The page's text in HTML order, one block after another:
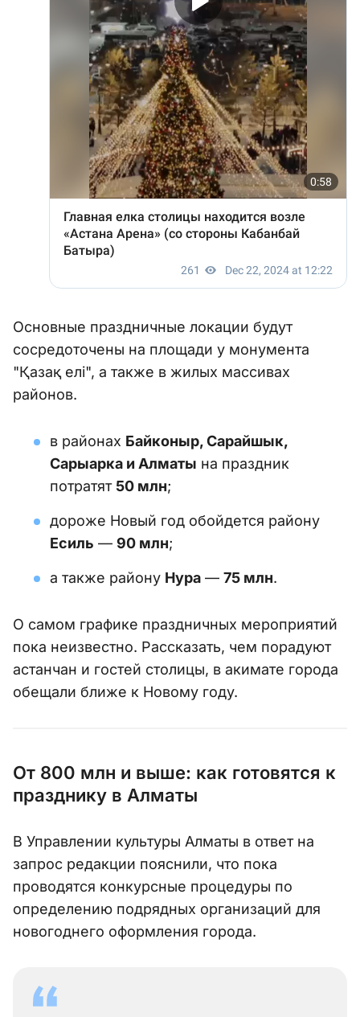
Основные праздничные локации будут
сосредоточены на площади у монумента
"Қазақ елі", а также в жилых массивах
районов.
в районах Байконыр, Сарайшык,
Сарыарка и Алматы на праздник
потратят 50 млн;
дороже Новый год обойдется району
Есиль — 90 млн;
а также району Нура — 75 млн.
О самом графике праздничных мероприятий
пока неизвестно. Рассказать, чем порадуют
астанчан и гостей столицы, в акимате города
обещали ближе к Новому году.
От 800 млн и выше: как готовятся к
празднику в Алматы
В Управлении культуры Алматы в ответ на
запрос редакции пояснили, что пока
проводятся конкурсные процедуры по
определению подрядных организаций для
новогоднего оформления города.